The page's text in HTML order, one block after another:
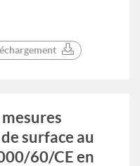
surface au
60/CE en